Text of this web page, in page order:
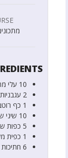
10 עלי
2 עגבניות
1 כף
10 שיני
5 כפות
1 כפית
6 חתיכות